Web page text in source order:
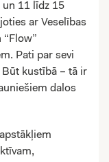
un 11 līdz 15
ar Veselības
“Flow”
Pati par sevi
kustībā – tā ir
dalos